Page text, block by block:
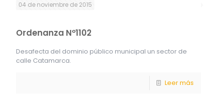
04 de noviembre de 2015
Ordenanza Nº1102
Desafecta del dominio público municipal un sector de
calle Catamarca.
Leer más